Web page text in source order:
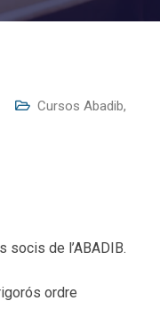
Cursos Abadib,
socis de l’ABADIB.
ordre